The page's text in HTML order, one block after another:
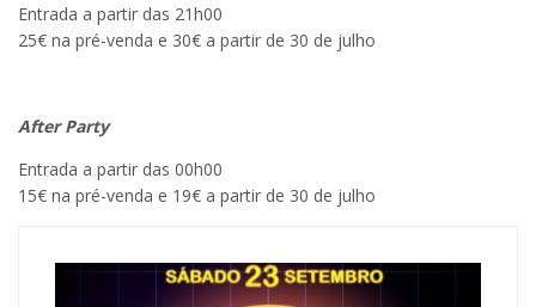
Entrada a partir das 21h00
25€ na pré-venda e 30€ a partir de 30 de julho
After Party
Entrada a partir das 00h00
15€ na pré-venda e 19€ a partir de 30 de julho